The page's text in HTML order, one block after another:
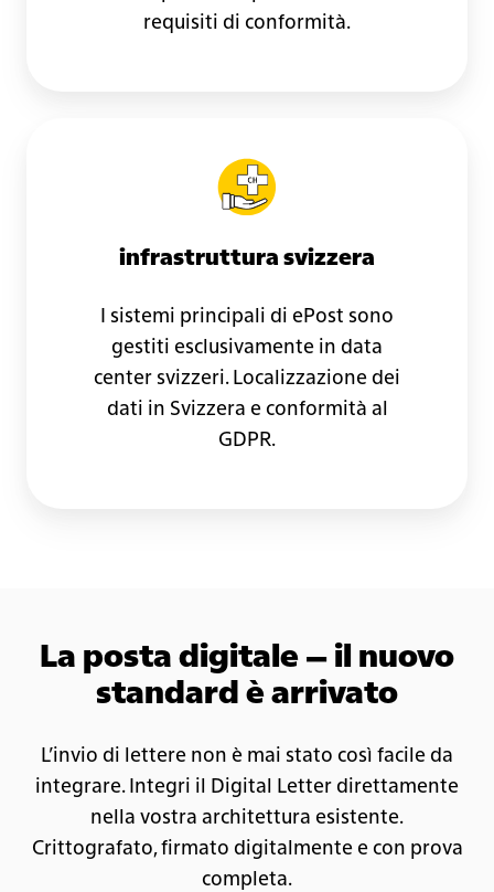
requisiti di conformità.
infrastruttura svizzera
I sistemi principali di ePost sono
gestiti esclusivamente in data
center svizzeri. Localizzazione dei
dati in Svizzera e conformità al
GDPR.
La posta digitale – il nuovo
standard è arrivato
L’invio di lettere non è mai stato così facile da
integrare. Integri il Digital Letter direttamente
nella vostra architettura esistente.
Crittografato, firmato digitalmente e con prova
completa.